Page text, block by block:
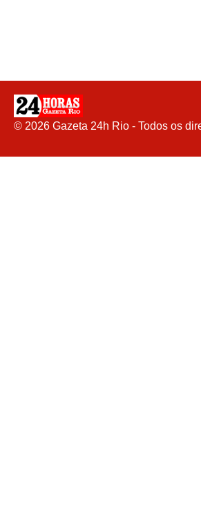
© 2026 Gazeta 24h Rio - Todos os